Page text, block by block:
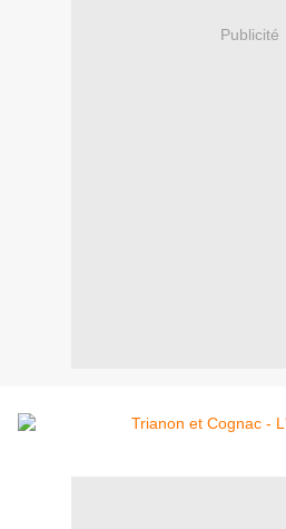
Publicité